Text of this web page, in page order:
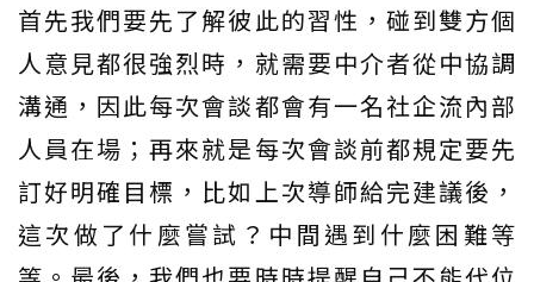
首先我們要先了解彼此的習性，碰到雙方個
人意見都很強烈時，就需要中介者從中協調
溝通，因此每次會談都會有一名社企流內部
人員在場；再來就是每次會談前都規定要先
訂好明確目標，比如上次導師給完建議後，
這次做了什麼嘗試？中間遇到什麼困難等